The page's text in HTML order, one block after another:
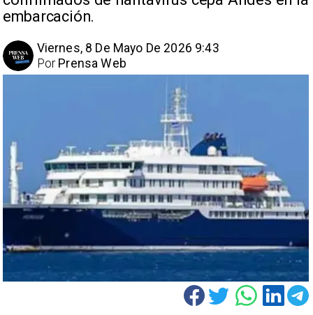
embarcación.
Viernes, 8 De Mayo De 2026 9:43
Prensa Web
Por